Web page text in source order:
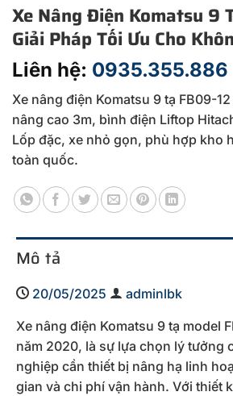
Xe Nâng Điện Komatsu 9
Giải Pháp Tối Ưu Cho
Liên hệ: 0935.355.886
Xe nâng điện Komatsu 9 tạ FB09-
nâng cao 3m, bình điện Liftop
Lốp đặc, xe nhỏ gọn, phù hợp kho
toàn quốc.
Mô tả
20/05/2025
adminlbk
Xe nâng điện Komatsu 9 tạ model
năm 2020, là sự lựa chọn lý tưởng
nghiệp cần thiết bị nâng hạ linh
gian và chi phí vận hành. Với thiết